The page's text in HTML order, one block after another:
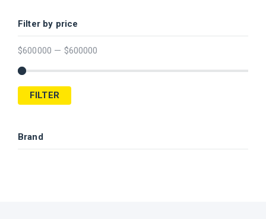
Filter by price
$600000 — $600000
FILTER
Brand